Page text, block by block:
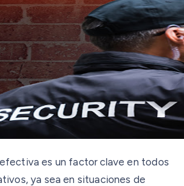
es un factor clave en todos
ya sea en situaciones de